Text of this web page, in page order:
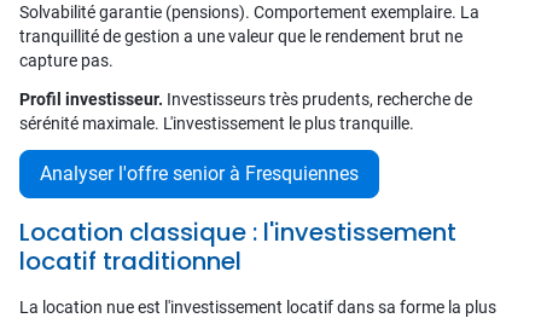
Solvabilité garantie (pensions). Comportement exemplaire. La
tranquillité de gestion a une valeur que le rendement brut ne
capture pas.
Profil investisseur. Investisseurs très prudents, recherche de
sérénité maximale. L'investissement le plus tranquille.
Analyser l'offre senior à Fresquiennes
Location classique : l'investissement
locatif traditionnel
La location nue est l'investissement locatif dans sa forme la plus